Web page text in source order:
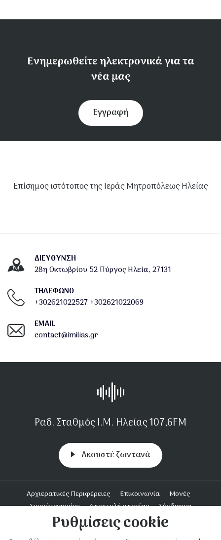
Ενημερωθείτε ηλεκτρονικά για τα
νέα μας
Εγγραφή
Επίσημος ιστότοπος της Ιεράς Μητροπόλεως Ηλείας
ΔΙΕΎΘΥΝΣΗ
28η Οκτωβρίου 52 Πύργος Ηλεία, 27131
ΤΗΛΕΦΩΝΟ
+302621022527 +302621022069
EMAIL
contact@imilias.gr
Ραδ. Σταθμός Ι.Μ. Ηλείας 107,6FM
Aκουστέ ζωντανά
Υποσέλιδο
Αρχιερατικές Περιφέρειες Επικοινωνία
Μονές
Συχνές απορίες
Αποστολή απορίας
Σύνδεσμοι
Ενοριακή Δράση
Ρυθμίσεις cookie